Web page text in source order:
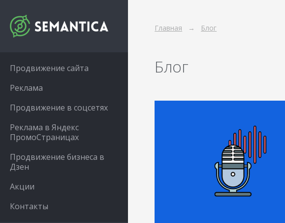
Главная Блог
Блог
Продвижение сайта
Реклама
Продвижение в соцсетях
Реклама в Яндекс
ПромоСтраницах
Продвижение бизнеса в
Дзен
Акции
Контакты